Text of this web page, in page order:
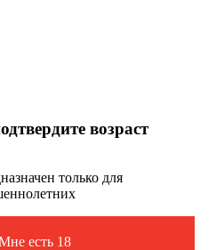
возраст
только для
есть 18